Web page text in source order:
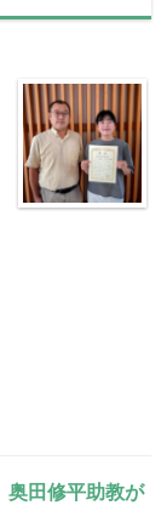
奥田修平助教が